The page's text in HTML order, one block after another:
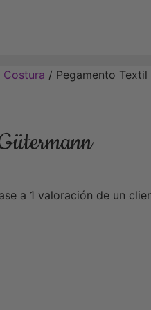
Costura / Pegamento Textil
a 1 valoración de un